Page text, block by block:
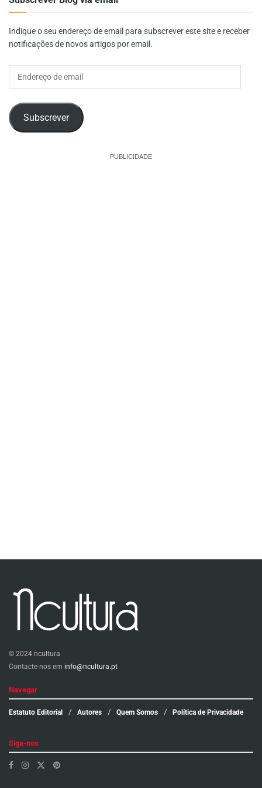
Indique o seu endereço de email para subscrever este site e receber
notificações de novos artigos por email.
Subscrever
PUBLICIDADE
© 2024 ncultura
Contacte-nos em info@ncultura.pt
Navegar
Estatuto Editorial Autores Quem Somos Política de Privacidade
Siga-nos